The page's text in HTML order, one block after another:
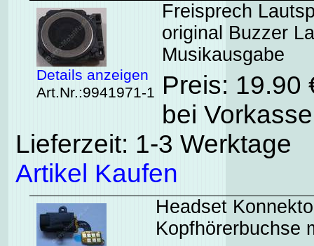
Details anzeigen
Art.Nr.:9941971-1
Freisprech
original Buzzer
Musikausgabe
Preis:
bei
Lieferzeit: 1-3 Werktage
Artikel Kaufen
Headset
Kopfhörerbuchse